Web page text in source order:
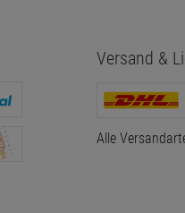
Versand &
Alle